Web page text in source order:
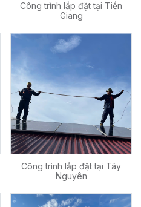
Công trình lắp đặt tại Tiền
Giang
Công trình lắp đặt tại Tây
Nguyên